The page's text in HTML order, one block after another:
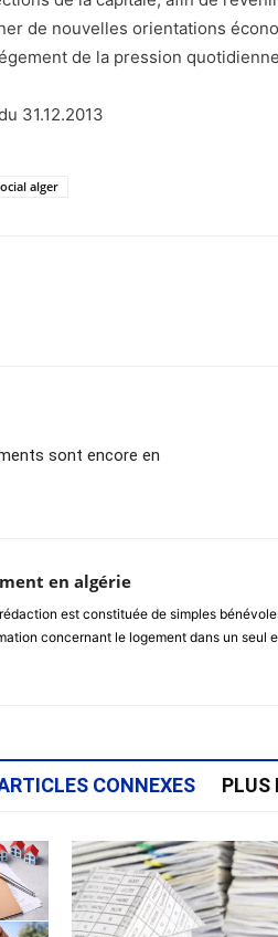
de nouvelles orientations
de la pression
31.12.2013
alger
sont encore en
en algérie
est constituée de simples
concernant le logement dans un seul
CONNEXES PLUS